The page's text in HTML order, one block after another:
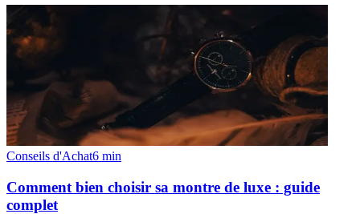
Conseils d'Achat6 min
Comment bien choisir sa montre de luxe : guide
complet